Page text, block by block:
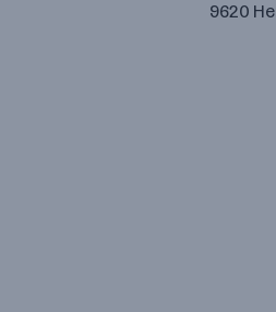
9620